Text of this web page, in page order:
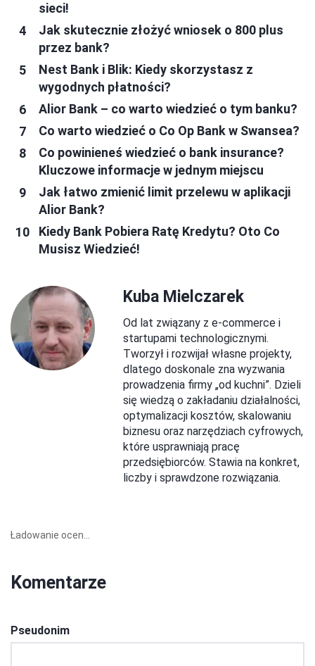
sieci!
Jak skutecznie złożyć wniosek o 800 plus
przez bank?
Nest Bank i Blik: Kiedy skorzystasz z
wygodnych płatności?
Alior Bank – co warto wiedzieć o tym banku?
Co warto wiedzieć o Co Op Bank w Swansea?
Co powinieneś wiedzieć o bank insurance?
Kluczowe informacje w jednym miejscu
Jak łatwo zmienić limit przelewu w aplikacji
Alior Bank?
Kiedy Bank Pobiera Ratę Kredytu? Oto Co
Musisz Wiedzieć!
Kuba Mielczarek
Od lat związany z e-commerce i
startupami technologicznymi.
Tworzył i rozwijał własne projekty,
dlatego doskonale zna wyzwania
prowadzenia firmy „od kuchni”. Dzieli
się wiedzą o zakładaniu działalności,
optymalizacji kosztów, skalowaniu
biznesu oraz narzędziach cyfrowych,
które usprawniają pracę
przedsiębiorców. Stawia na konkret,
liczby i sprawdzone rozwiązania.
Ładowanie ocen...
Komentarze
Pseudonim